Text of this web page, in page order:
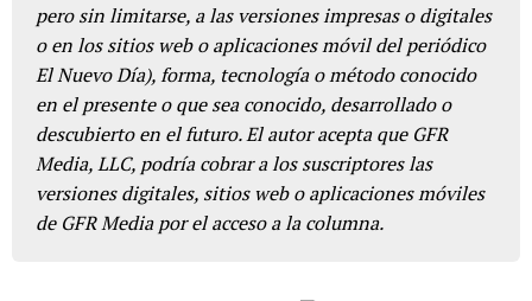
pero sin limitarse, a las versiones impresas o digitales
o en los sitios web o aplicaciones móvil del periódico
El Nuevo Día), forma, tecnología o método conocido
en el presente o que sea conocido, desarrollado o
descubierto en el futuro. El autor acepta que GFR
Media, LLC, podría cobrar a los suscriptores las
versiones digitales, sitios web o aplicaciones móviles
de GFR Media por el acceso a la columna.